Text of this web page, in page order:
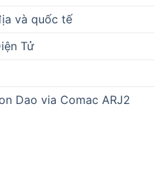
và quốc tế
Tử
Dao via Comac ARJ2